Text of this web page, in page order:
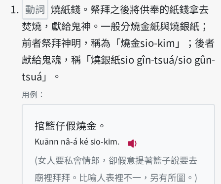
動詞 燒紙錢。祭拜之後將供奉的紙錢拿去
焚燒，獻給鬼神。一般分燒金紙與燒銀紙；
前者祭拜神明，稱為「燒金sio-kim」；後者
獻給鬼魂，稱「燒銀紙sio gîn-tsuá/sio gûn-
tsuá」。
第1項釋義的
用例：
捾籃仔假燒金。
Kuānn nâ-á ké sio-kim.
播放例句Kuānn
(女人要私會情郎，卻假意提著籃子說要去
廟裡拜拜。比喻人表裡不一，另有所圖。)